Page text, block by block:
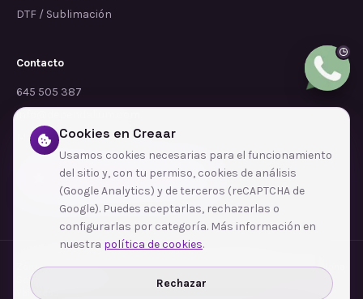
DTF / Sublimación
Contacto
645 505 387
info@dependalium.com
Mataró (Barcelona)
Déjanos tu reseña en Google
Zonas de cobertura·Barcelona·L'Hospitalet de Llobregat·Terrassa·Badalona
Sabadell
Santa Coloma de Gramenet
Ver todas las zonas →
Cookies en Creaar
Usamos cookies necesarias para el funcionamiento
del sitio y, con tu permiso, cookies de análisis
(Google Analytics) y de terceros (reCAPTCHA de
Google). Puedes aceptarlas, rechazarlas o
configurarlas por categoría. Más información en
nuestra política de cookies.
Rechazar